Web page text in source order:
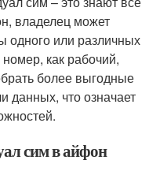
владелец может
одного или различных
как рабочий,
более выгодные
данных, что означает
сим в айфон